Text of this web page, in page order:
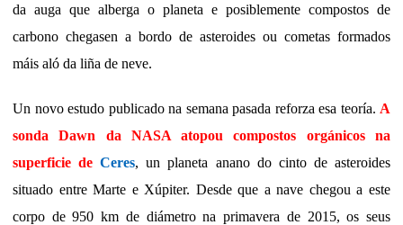
da auga que alberga o planeta e posiblemente compostos de
carbono chegasen a bordo de asteroides ou cometas formados
máis aló da liña de neve.
Un novo estudo publicado na semana pasada reforza esa teoría. A
sonda Dawn da NASA atopou compostos orgánicos na
superficie de Ceres, un planeta anano do cinto de asteroides
situado entre Marte e Xúpiter. Desde que a nave chegou a este
corpo de 950 km de diámetro na primavera de 2015, os seus